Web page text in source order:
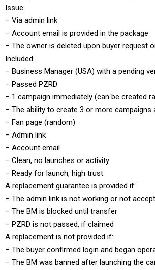
Issue:
– Via admin link
– Account email is provided in the package
– The owner is deleted upon buyer request
Included:
– Business Manager (USA) with a pending
– Passed PZRD
– 1 campaign immediately (can be created
– The ability to create 3 or more
– Fan page (random)
– Admin link
– Account email
– Clean, no launches or activity
– Ready for launch, high trust
A replacement guarantee is provided if:
– The admin link is not working or not
– The BM is blocked until transfer
– PZRD is not passed, if claimed
A replacement is not provided if:
– The buyer confirmed login and began
– The BM was banned after launching the